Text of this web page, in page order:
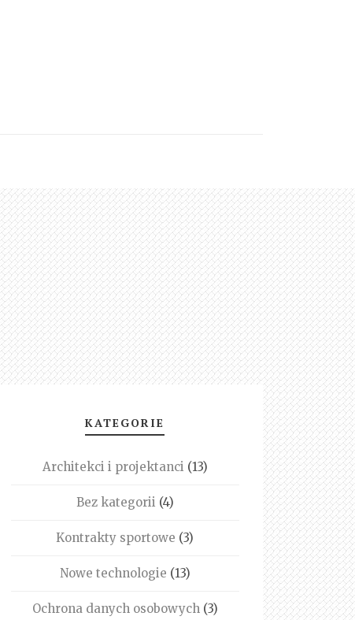
KATEGORIE
Architekci i projektanci (13)
Bez kategorii (4)
Kontrakty sportowe (3)
Nowe technologie (13)
Ochrona danych osobowych(3)